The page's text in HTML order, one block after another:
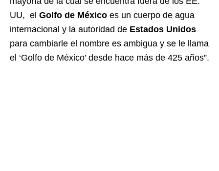
UU, el Golfo de México es un cuerpo de agua
internacional y la autoridad de Estados Unidos
para cambiarle el nombre es ambigua y se le llama
el ‘Golfo de México’ desde hace más de 425 años”.